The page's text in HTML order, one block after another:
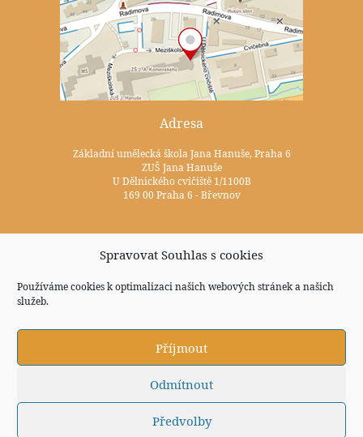
Spravovat Souhlas s cookies
Používáme cookies k optimalizaci našich webových stránek a našich
služeb.
Příjmout
Odmítnout
Předvolby
Adresa
Základní umělecká škola Jana Hanuše, Praha 6
ZUŠ Jana Hanuše
U Dělnického cvičiště 1/1100B
169 00 Praha 6 - Břevnov
Sociální sítě